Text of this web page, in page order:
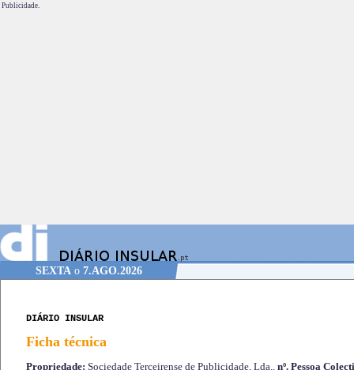
Publicidade.
SEXTA o 7.AGO.2026
DIÁRIO INSULAR
Ficha técnica
Propriedade: Sociedade Terceirense de Publicidade, Lda., nº. Pessoa